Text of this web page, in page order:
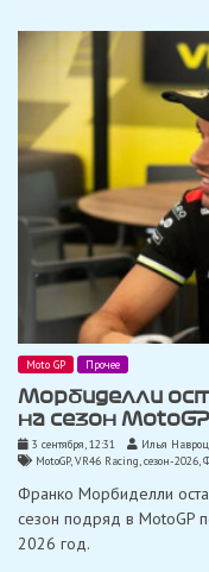
Moto GP Прочее
Морбиделли
на сезон
3 сентября, 12:31
Илья
MotoGP, VR46 Racing сезон-2026
Франко Морбиделли
сезон подряд в MotoGP
2026 год.